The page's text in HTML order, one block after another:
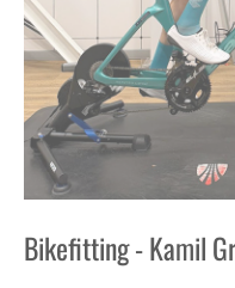
Bikefitting - Kamil